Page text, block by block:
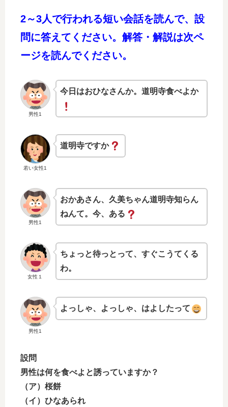
2～3人で行われる短い会話を読んで、設
問に答えてください。解答・解説は次ペ
ージを読んでください。
男性1
今日はおひなさんか。道明寺食べよか
若い女性1
道明寺ですか
男性1
おかあさん、久美ちゃん道明寺知らん
ねんて。今、ある
女性１
ちょっと待っとって、すぐこうてくる
わ。
男性1
よっしゃ、よっしゃ、はよしたって
設問
男性は何を食べよと誘っていますか？
（ア）桜餅
（イ）ひなあられ